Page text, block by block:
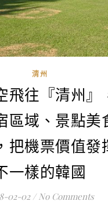
清州
飛往『清州
區域、景點
把機票價值
一樣的韓國
02-02 / No Comments